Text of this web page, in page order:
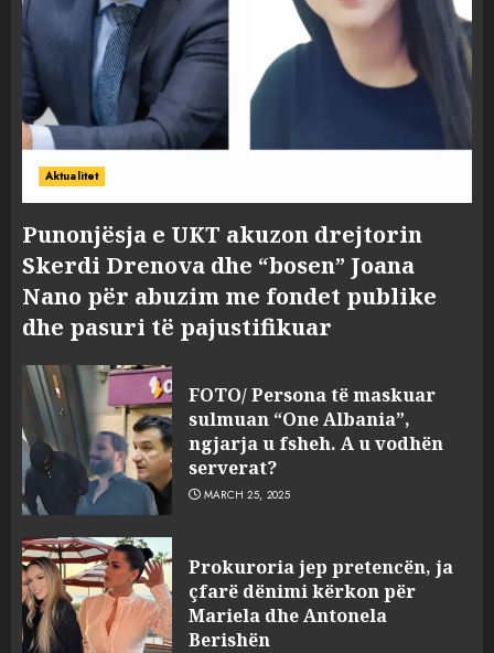
Aktualitet
Punonjësja e UKT akuzon drejtorin
Skerdi Drenova dhe “bosen” Joana
Nano për abuzim me fondet publike
dhe pasuri të pajustifikuar
FOTO/ Persona të maskuar
sulmuan “One Albania”,
ngjarja u fsheh. A u vodhën
serverat?
MARCH 25, 2025
Prokuroria jep pretencën, ja
çfarë dënimi kërkon për
Mariela dhe Antonela
Berishën